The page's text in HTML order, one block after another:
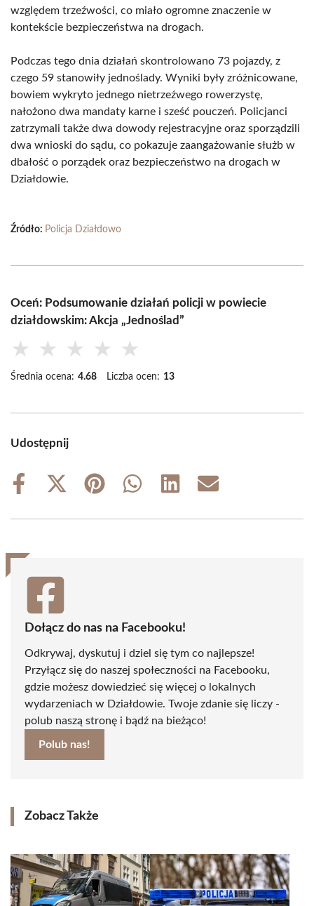
względem trzeźwości, co miało ogromne znaczenie w
kontekście bezpieczeństwa na drogach.
Podczas tego dnia działań skontrolowano 73 pojazdy, z
czego 59 stanowiły jednoślady. Wyniki były zróżnicowane,
bowiem wykryto jednego nietrzeźwego rowerzystę,
nałożono dwa mandaty karne i sześć pouczeń. Policjanci
zatrzymali także dwa dowody rejestracyjne oraz sporządzili
dwa wnioski do sądu, co pokazuje zaangażowanie służb w
dbałość o porządek oraz bezpieczeństwo na drogach w
Działdowie.
Źródło: Policja Działdowo
Oceń: Podsumowanie działań policji w powiecie
działdowskim: Akcja „Jednoślad”
★ ★ ★ ★ ★
Średnia ocena: 4.68 Liczba ocen: 13
Udostępnij
Share
Share
(Twitter)
Share
Share
Share
Share
Dołącz do nas na Facebooku!
Odkrywaj, dyskutuj i dziel się tym co najlepsze!
Przyłącz się do naszej społeczności na Facebooku,
gdzie możesz dowiedzieć się więcej o lokalnych
wydarzeniach w Działdowie. Twoje zdanie się liczy -
polub naszą stronę i bądź na bieżąco!
Polub nas!
Zobacz Także